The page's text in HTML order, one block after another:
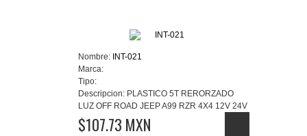
Nombre: INT-021
Marca:
Tipo:
Descripcion: PLASTICO 5T RERORZADO
LUZ OFF ROAD JEEP A99 RZR 4X4 12V 24V
$107.73 MXN